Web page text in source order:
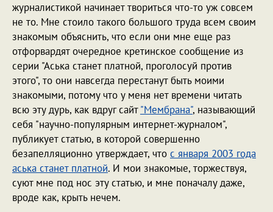
журналистикой начинает твориться что-то уж совсем
не то. Мне стоило такого большого труда всем своим
знакомым объяснить, что если они мне еще раз
отфорвардят очередное кретинское сообщение из
серии "Аська станет платной, проголосуй против
этого", то они навсегда перестанут быть моими
знакомыми, потому что у меня нет времени читать
всю эту дурь, как вдруг сайт"Мембрана", называющий
себя "научно-популярным интернет-журналом",
публикует статью, в которой совершенно
безапелляционно утверждает, что с января 2003 года
аська станет платной. И мои знакомые, торжествуя,
суют мне под нос эту статью, и мне поначалу даже,
вроде как, крыть нечем.